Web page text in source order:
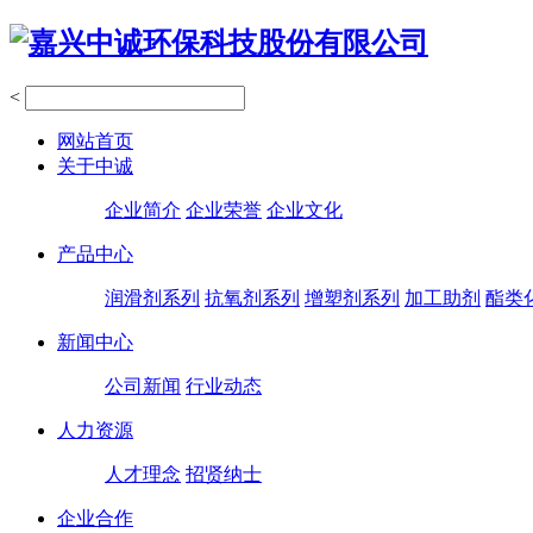
<
网站首页
关于中诚
企业简介 企业荣誉 企业文化
产品中心
润滑剂系列 抗氧剂系列 增塑剂系列 加工助剂 酯类
新闻中心
公司新闻 行业动态
人力资源
人才理念 招贤纳士
企业合作